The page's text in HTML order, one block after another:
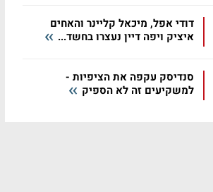
דודי אפל, מיכאל קליינר והאחים
איציק ויפה דיין נעצרו בחשד...
סנדיסק עקפה את הציפיות -
למשקיעים זה לא הספיק